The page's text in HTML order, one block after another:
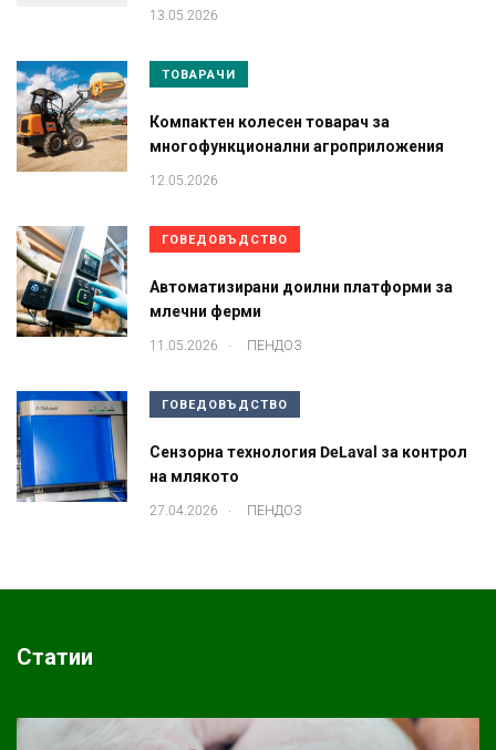
13.05.2026
ТОВАРАЧИ
Компактен колесен товарач за
многофункционални агроприложения
12.05.2026
ГОВЕДОВЪДСТВО
Автоматизирани доилни платформи за
млечни ферми
11.05.2026 . ПЕНДОЗ
ГОВЕДОВЪДСТВО
Сензорна технология DeLaval за контрол
на млякото
27.04.2026 . ПЕНДОЗ
Статии